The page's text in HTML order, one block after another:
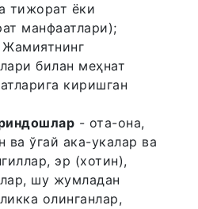
тижорат ёки
манфаатлари);
билан меҳнат
киришган
- ота-она,
ва ўгай ака-укалар ва
эр (хотин),
шу жумладан
олинганлар,